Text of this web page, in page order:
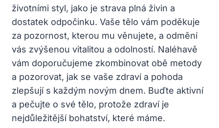
‍životními styl, jako ​je ⁢strava plná živin a
dostatek odpočinku. Vaše tělo vám poděkuje
za pozornost, kterou ‌mu ⁣věnujete, a odmění
vás zvýšenou vitalitou a⁤ odolností. Naléhavě
vám doporučujeme zkombinovat‍ obě metody
a pozorovat, jak se vaše zdraví ⁢a pohoda
zlepšují ⁤s ‍každým novým dnem.‍ Buďte‍ aktivní
a pečujte o své tělo, protože zdraví je​
nejdůležitější bohatství,⁣ které máme.